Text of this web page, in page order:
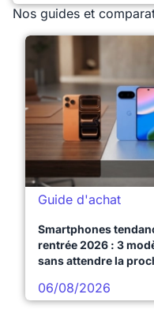
Nos guides et
Guide d'achat
Smartphones
rentrée 2026 : 3
sans attendre la
06/08/2026